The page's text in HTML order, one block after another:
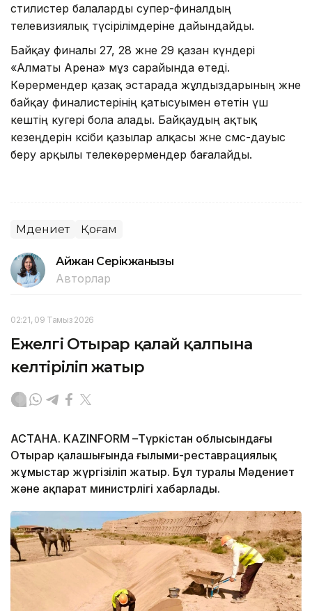
стилистер балаларды супер-финалдың
телевизиялық түсірілімдеріне дайындайды.
Байқау финалы 27, 28 және 29 қазан күндері
«Алматы Арена» мұз сарайында өтеді.
Көрермендер қазақ эстарада жұлдыздарының және
байқау финалистерінің қатысуымен өтетін үш
кештің куәгері бола алады. Байқаудың ақтық
кезеңдерін кәсіби қазылар алқасы және смс-дауыс
беру арқылы телекөрермендер бағалайды.
Мәдениет Қоғам
Айжан Серікжанқызы
Авторлар
02:21, 09 Тамыз 2026
Ежелгі Отырар қалай қалпына
келтіріліп жатыр
АСТАНА. KAZINFORM –Түркістан облысындағы
Отырар қалашығында ғылыми-реставрациялық
жұмыстар жүргізіліп жатыр. Бұл туралы Мәдениет
және ақпарат министрлігі хабарлады.